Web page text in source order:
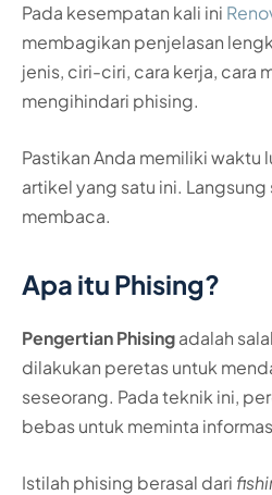
Pada kesempatan kali ini
membagikan penjelasan
jenis, ciri-ciri, cara kerja, cara
mengihindari phising.
Pastikan Anda memiliki waktu
artikel yang satu ini. Langsung
membaca.
Apa itu Phising?
Pengertian Phisingadalah
dilakukan peretas untuk
seseorang. Pada teknik ini,
bebas untuk meminta
Istilah phising berasal dari